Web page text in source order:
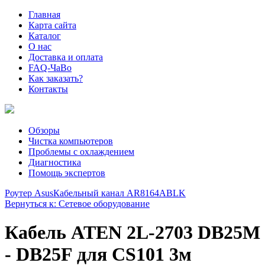
Главная
Карта сайта
Каталог
О нас
Доставка и оплата
FAQ-ЧаВо
Как заказать?
Контакты
Обзоры
Чистка компьютеров
Проблемы с охлаждением
Диагностика
Помощь экспертов
Роутер AsusКабельный канал AR8164ABLK
Вернуться к: Сетевое оборудование
Кабель ATEN 2L-2703 DB25M
- DB25F для CS101 3м